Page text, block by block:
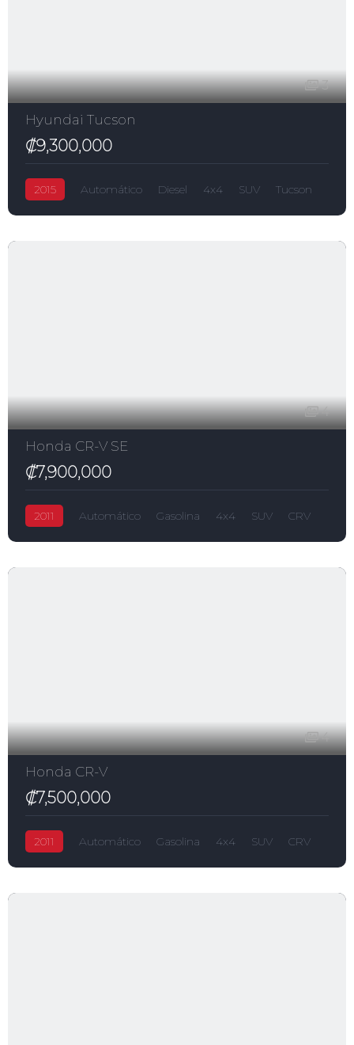
3
Hyundai Tucson
₡9,300,000
2015 Automático Diesel 4x4 SUV
Tucson
4
Honda CR-V SE
₡7,900,000
2011 Automático Gasolina 4x4 SUV
CRV
4
Honda CR-V
₡7,500,000
2011 Automático Gasolina 4x4 SUV
CRV